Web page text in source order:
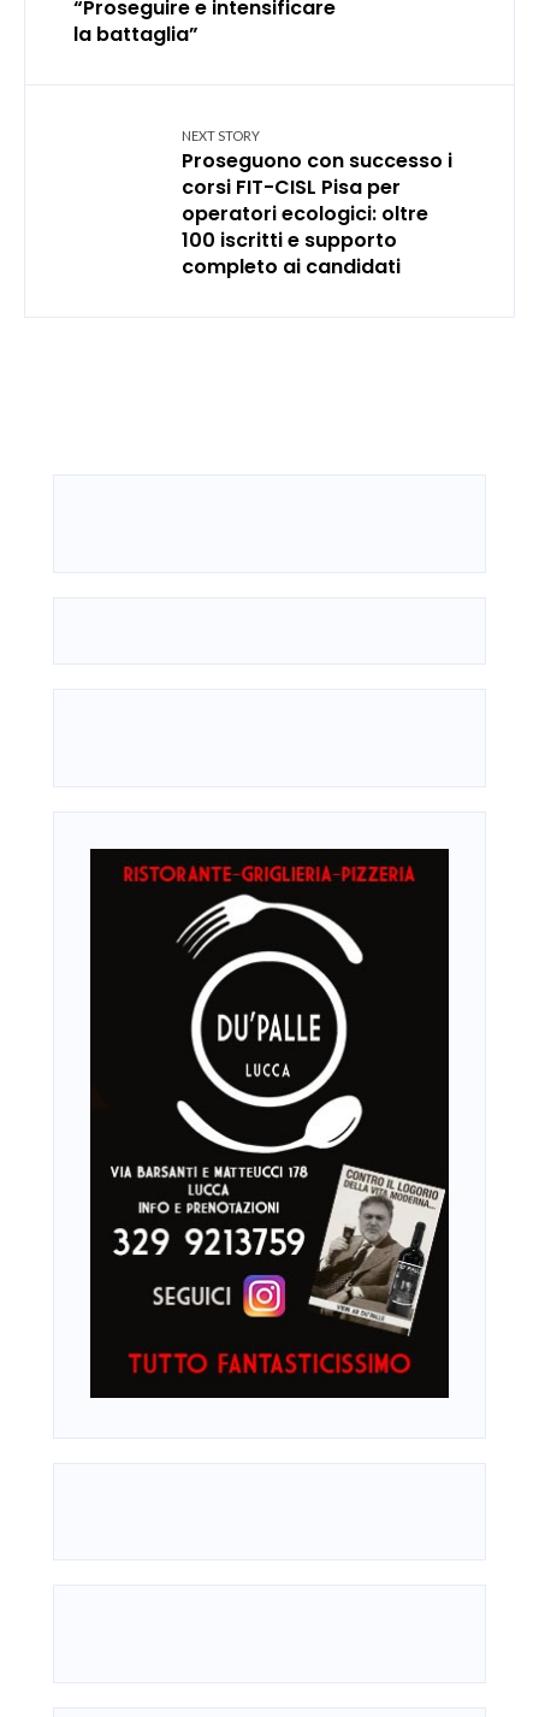
“Proseguire e intensificare
la battaglia”
NEXT STORY
Proseguono con successo i
corsi FIT-CISL Pisa per
operatori ecologici: oltre
100 iscritti e supporto
completo ai candidati